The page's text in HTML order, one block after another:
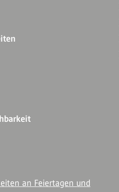
an Feiertagen und